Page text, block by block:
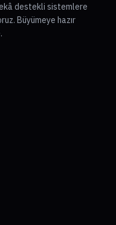
destekli sistemlere
Büyümeye hazır